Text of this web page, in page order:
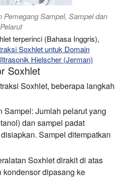
Pemegang Sampel, Sampel dan
Pelarut
terperinci (Bahasa Inggris),
Soxhlet untuk Domain
Hielscher (Jerman)
Soxhlet
Soxhlet, beberapa langkah
Sampel: Jumlah pelarut yang
dan sampel padat
Sampel ditempatkan
Soxhlet dirakit di atas
kondensor dipasang ke